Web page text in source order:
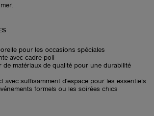
pour les occasions spéciales
avec cadre poli
de matériaux de qualité pour une durabilité
avec suffisamment d'espace pour les essentiels
formels ou les soirées chics